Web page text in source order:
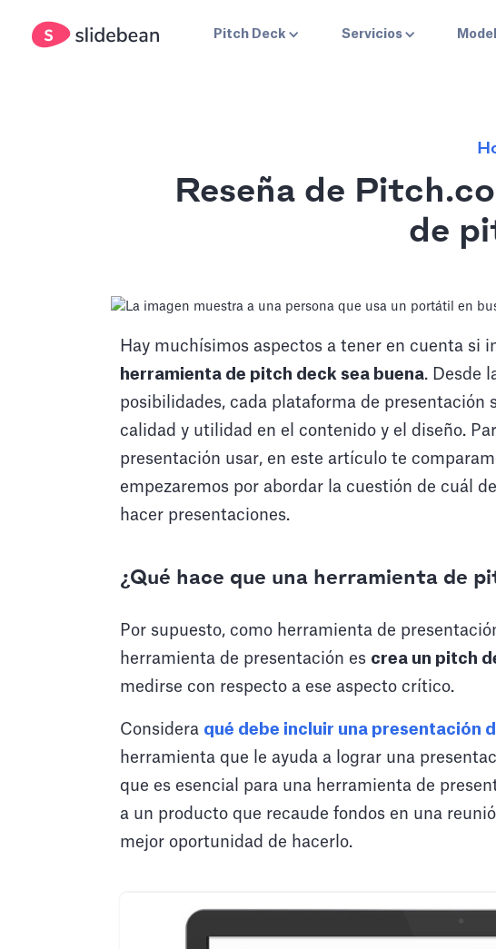
Pitch Deck Servicios
Reseña de
de
Hay muchísimos aspectos a tener en cuenta si
herramienta de pitch deck sea buena. Desde
posibilidades, cada plataforma de
calidad y utilidad en el contenido y el diseño.
presentación usar, en este artículo te
empezaremos por abordar la cuestión de cuál
hacer presentaciones.
¿Qué hace que una herramienta de
Por supuesto, como herramienta de
herramienta de presentación es crea un pitch
medirse con respecto a ese aspecto crítico.
Considera qué debe incluir una presentación
herramienta que le ayuda a lograr una
que es esencial para una herramienta de
a un producto que recaude fondos en una
mejor oportunidad de hacerlo.